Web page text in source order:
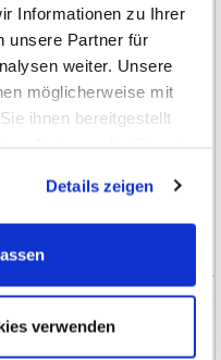
Informationen zu Ihrer
unsere Partner für
weiter. Unsere
möglicherweise mit
ihnen bereitgestellt
Details zeigen
verwenden